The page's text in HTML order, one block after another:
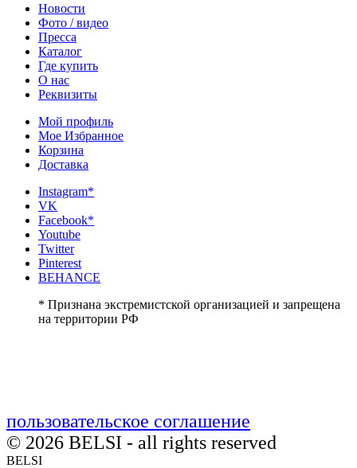
Новости
Фото / видео
Пресса
Каталог
Где купить
О нас
Реквизиты
Мой профиль
Мое Избранное
Корзина
Доставка
Instagram*
VK
Facebook*
Youtube
Twitter
Pinterest
BEHANCE
* Признана экстремистской организацией и запрещена
на территории РФ
пользовательское соглашение
© 2026 BELSI - all rights reserved
BELSI